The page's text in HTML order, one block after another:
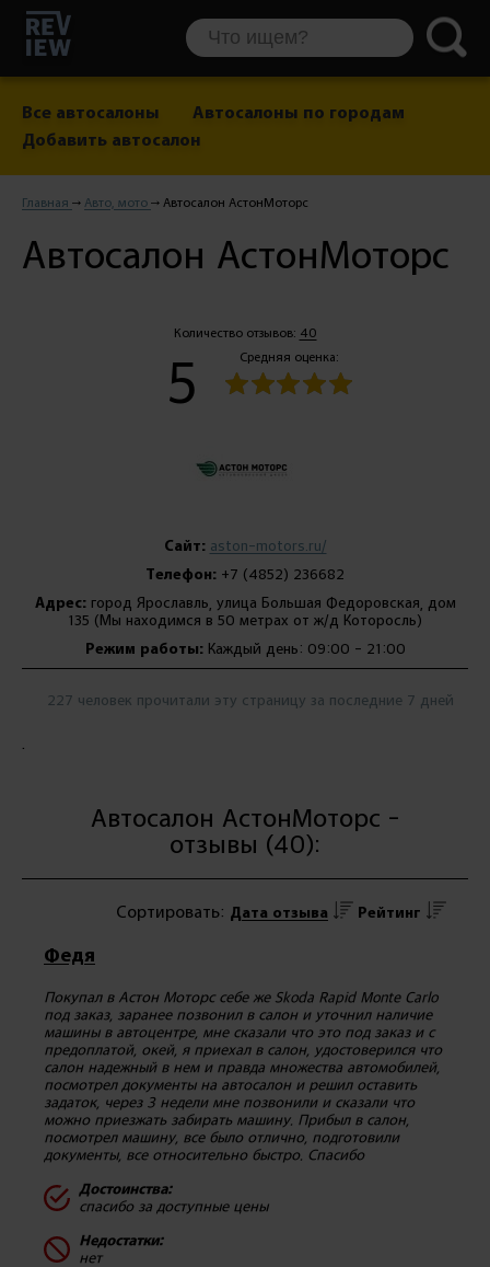
Все автосалоны
Автосалоны по городам
Добавить автосалон
Главная Авто, мото Автосалон АстонМоторс
Автосалон АстонМоторс
Количество отзывов: 40
Средняя оценка:
5
Сайт: aston-motors.ru/
Телефон: +7 (4852) 236682
Адрес:город Ярославль, улица Большая Федоровская, дом
135 (Мы находимся в 50 метрах от ж/д Которосль)
Режим работы:Каждый день: 09:00 - 21:00
227 человек прочитали эту страницу за последние 7 дней
.
Автосалон АстонМоторс -
отзывы (40):
Сортировать: Дата отзыва Рейтинг
Федя
Покупал в Астон Моторс себе же Skoda Rapid Monte Carlo
под заказ, заранее позвонил в салон и уточнил наличие
машины в автоцентре, мне сказали что это под заказ и с
предоплатой, окей, я приехал в салон, удостоверился что
салон надежный в нем и правда множества автомобилей,
посмотрел документы на автосалон и решил оставить
задаток, через 3 недели мне позвонили и сказали что
можно приезжать забирать машину. Прибыл в салон,
посмотрел машину, все было отлично, подготовили
документы, все относительно быстро. Спасибо
Достоинства:
спасибо за доступные цены
Недостатки:
нет